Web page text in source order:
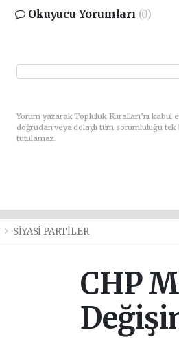
Okuyucu Yorumları (0)
Yorum yazarak Topluluk Kuralları’nı
doğrudan veya dolaylı tüm sorumluluğu
tutulamaz.
SİYASİ PARTİLER
CHP